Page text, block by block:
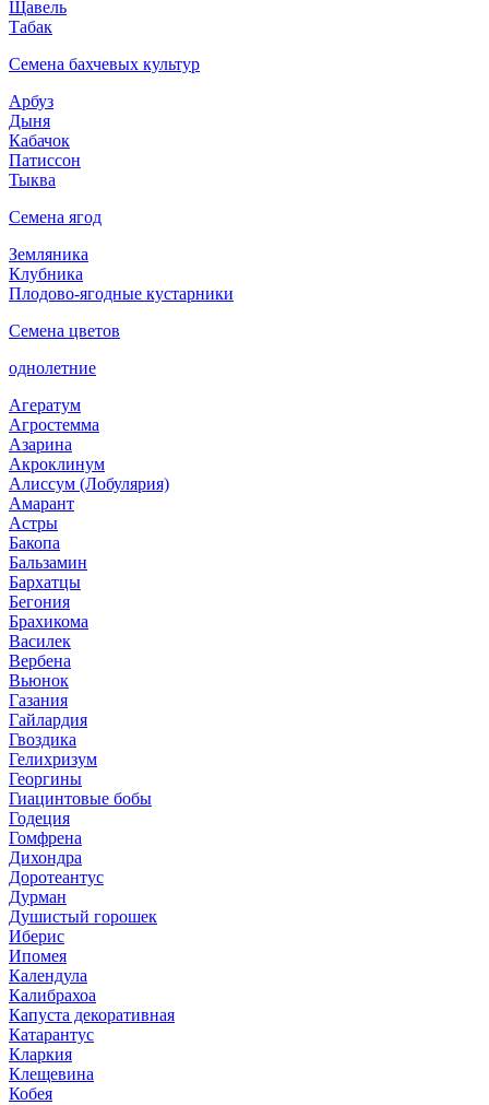
Щавель
Табак
Семена бахчевых культур
Арбуз
Дыня
Кабачок
Патиссон
Тыква
Семена ягод
Земляника
Клубника
Плодово-ягодные кустарники
Семена цветов
однолетние
Агератум
Агростемма
Азарина
Акроклинум
Алиссум (Лобулярия)
Амарант
Астры
Бакопа
Бальзамин
Бархатцы
Бегония
Брахикома
Василек
Вербена
Вьюнок
Газания
Гайлардия
Гвоздика
Гелихризум
Георгины
Гиацинтовые бобы
Годеция
Гомфрена
Дихондра
Доротеантус
Дурман
Душистый горошек
Иберис
Ипомея
Календула
Калибрахоа
Капуста декоративная
Катарантус
Кларкия
Клещевина
Кобея